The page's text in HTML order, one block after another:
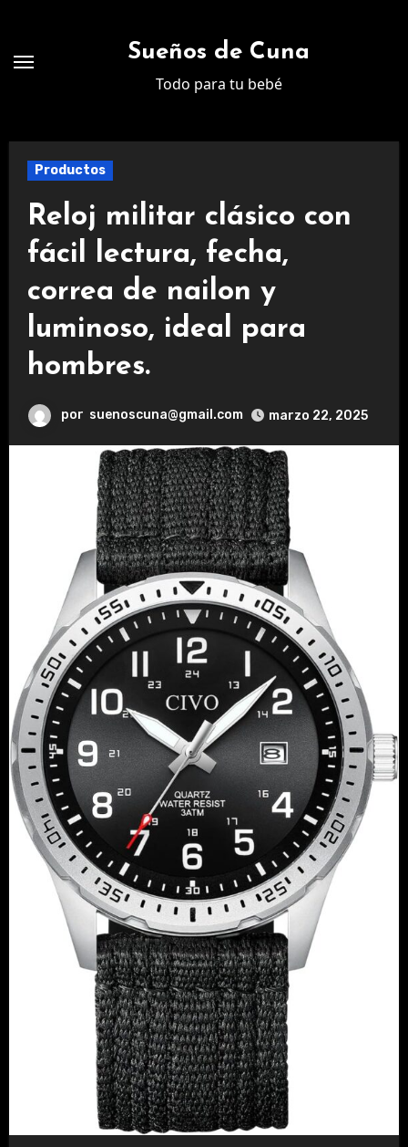
contenido
Sueños de Cuna
Todo para tu bebé
Productos
Reloj militar clásico con
fácil lectura, fecha,
correa de nailon y
luminoso, ideal para
hombres.
por suenoscuna@gmail.com marzo 22, 2025